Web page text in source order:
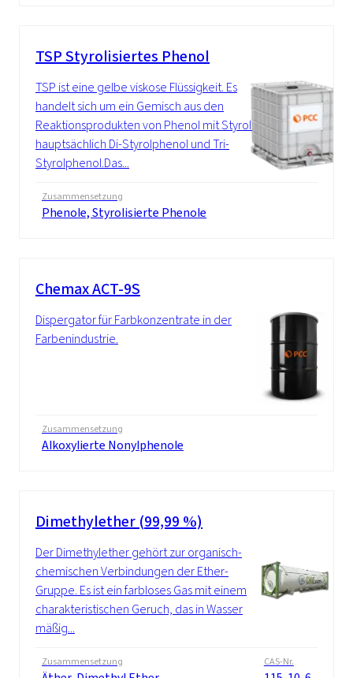
TSP Styrolisiertes Phenol
TSP ist eine gelbe viskose Flüssigkeit. Es
handelt sich um ein Gemisch aus den
Reaktionsprodukten von Phenol mit Styrol:
hauptsächlich Di-Styrolphenol und Tri-
Styrolphenol.Das...
Zusammensetzung
Phenole, Styrolisierte Phenole
Chemax ACT-9S
Dispergator für Farbkonzentrate in der
Farbenindustrie.
Zusammensetzung
Alkoxylierte Nonylphenole
Dimethylether (99,99 %)
Der Dimethylether gehört zur organisch-
chemischen Verbindungen der Ether-
Gruppe. Es ist ein farbloses Gas mit einem
charakteristischen Geruch, das in Wasser
mäßig...
Zusammensetzung CAS-Nr.